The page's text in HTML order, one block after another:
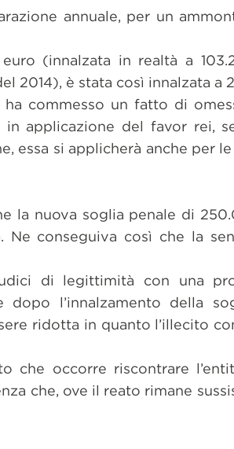
annuale, per un
(innalzata in realtà a
2014), è stata così innalzata a
commesso un fatto di
in applicazione del favor rei,
essa si applicherà anche per
la nuova soglia penale di
Ne conseguiva così che la
di legittimità con una
dopo l’innalzamento della
ridotta in quanto l’illecito
che occorre riscontrare
che, ove il reato rimane